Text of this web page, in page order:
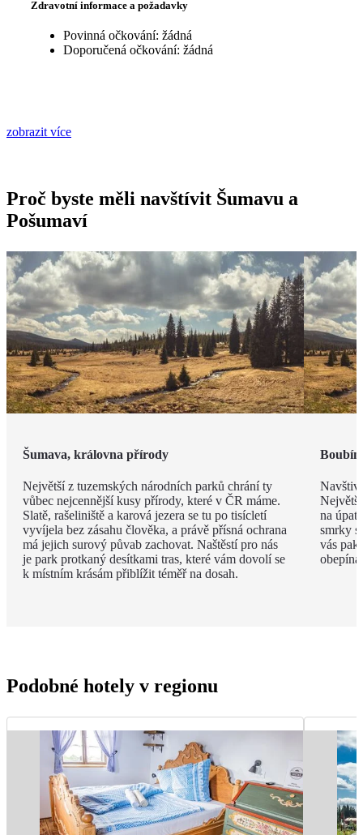
Zdravotní informace a požadavky
Povinná očkování: žádná
Doporučená očkování: žádná
zobrazit více
Proč byste měli navštívit Šumavu a
Pošumaví
Šumava, královna přírody
Největší z tuzemských národních parků chrání ty
vůbec nejcennější kusy přírody, které v ČR máme.
Slatě, rašeliniště a karová jezera se tu po tisícletí
vyvíjela bez zásahu člověka, a právě přísná ochrana
má jejich surový půvab zachovat. Naštěstí pro nás
je park protkaný desítkami tras, které vám dovolí se
k místním krásám přiblížit téměř na dosah.
na
smrky
vás pak
Podobné hotely v regionu